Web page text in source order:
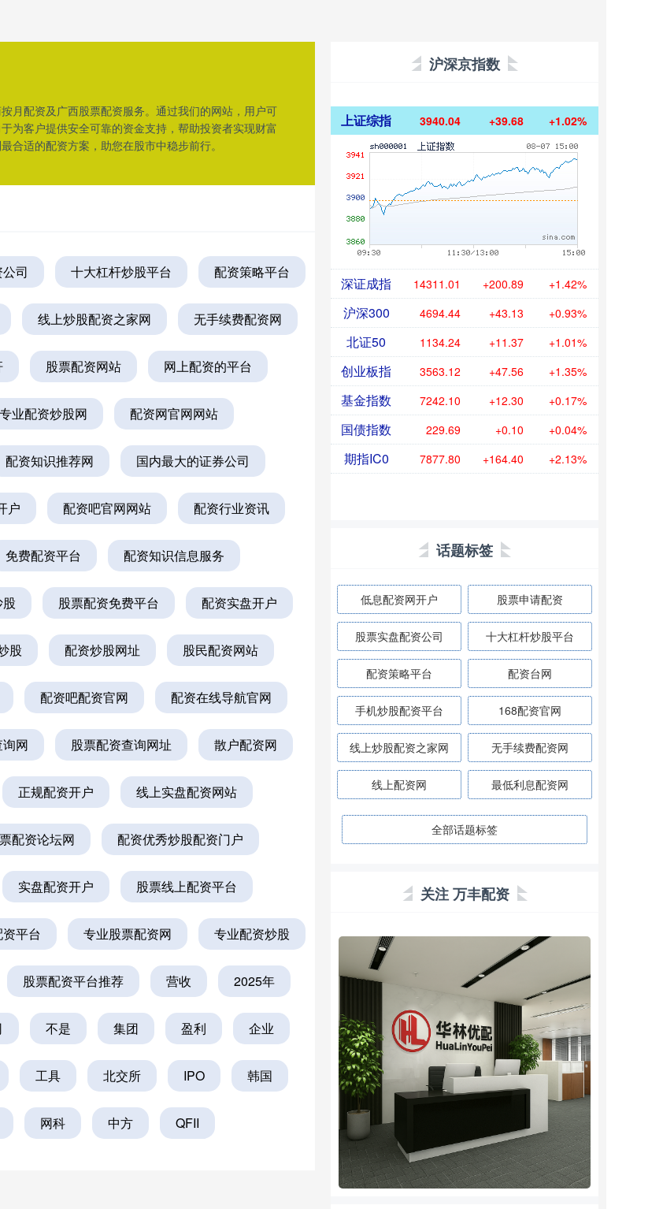
月配资及广西股票配资服务。通过我们的网站，用户可
为客户提供安全可靠的资金支持，帮助投资者实现财富
合适的配资方案，助您在股市中稳步前行。
司 十大杠杆炒股平台 配资策略平台
线上炒股配资之家网 无手续费配资网
股票配资网站 网上配资的平台
专业配资炒股网 配资网官网网站
配资知识推荐网 国内最大的证券公司
户 配资吧官网网站 配资行业资讯
免费配资平台 配资知识信息服务
股票配资免费平台 配资实盘开户
股 配资炒股网址 股民配资网站
配资吧配资官网 配资在线导航官网
网 股票配资查询网址 散户配资网
正规配资开户 线上实盘配资网站
配资论坛网 配资优秀炒股配资门户
实盘配资开户 股票线上配资平台
平台 专业股票配资网 专业配资炒股
股票配资平台推荐 营收 2025年
不是 集团 盈利 企业
工具 北交所 IPO 韩国
网科 中方 QFII
沪深京指数
上证综指 3940.04 +39.68 +1.02%
深证成指 14311.01 +200.89 +1.42%
沪深300 4694.44 +43.13 +0.93%
北证50 1134.24 +11.37 +1.01%
创业板指 3563.12 +47.56 +1.35%
基金指数 7242.10 +12.30 +0.17%
国债指数 229.69 +0.10 +0.04%
期指IC0 7877.80 +164.40 +2.13%
话题标签
低息配资网开户 股票申请配资
股票实盘配资公司 十大杠杆炒股平台
配资策略平台 配资台网
手机炒股配资平台 168配资官网
线上炒股配资之家网 无手续费配资网
线上配资网 最低利息配资网
全部话题标签
关注 万丰配资